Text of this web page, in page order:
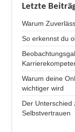
Letzte
Warum
So erkennst du
Warum deine
wichtiger wird
Der Unterschied
Selbstvertrauen